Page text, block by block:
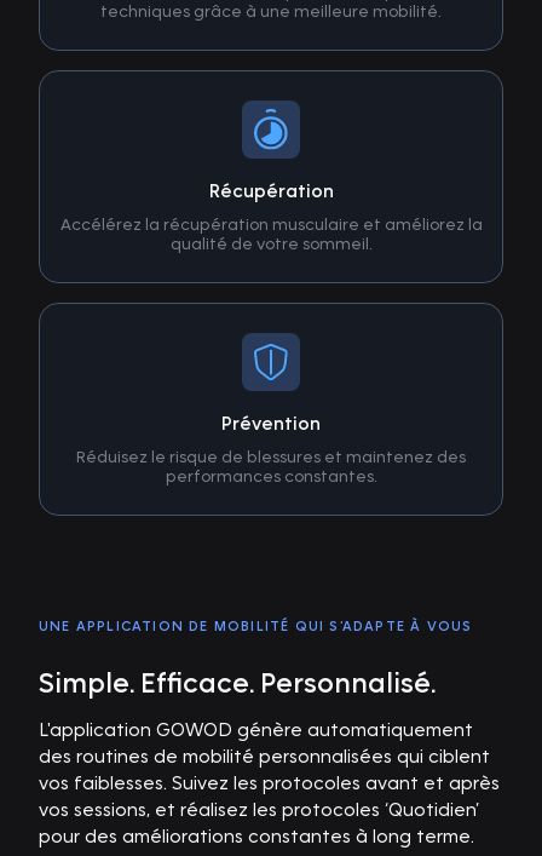
techniques grâce à une meilleure mobilité.
Récupération
Accélérez la récupération musculaire et améliorez la
qualité de votre sommeil.
Prévention
Réduisez le risque de blessures et maintenez des
performances constantes.
UNE APPLICATION DE MOBILITÉ QUI S’ADAPTE À VOUS
Simple. Efficace. Personnalisé.
L'application GOWOD génère automatiquement
des routines de mobilité personnalisées qui ciblent
vos faiblesses. Suivez les protocoles avant et après
vos sessions, et réalisez les protocoles ‘Quotidien’
pour des améliorations constantes à long terme.